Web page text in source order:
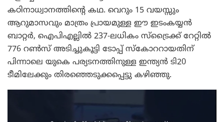
കഠിനാധ്വാനത്തിന്റെ കഥ. വെറും 15 വയസ്സും
ആറുമാസവും മാത്രം പ്രായമുള്ള ഈ ഇടംകയ്യൻ
ബാറ്റർ, ഐപിഎല്ലിൽ 237-ലധികം സ്ട്രൈക്ക് റേറ്റിൽ
776 റൺസ് അടിച്ചുകൂട്ടി ടോപ്പ് സ്കോററായതിന്
പിന്നാലെ യുകെ പര്യടനത്തിനുള്ള ഇന്ത്യൻ ടി20
ടീമിലേക്കും തിരഞ്ഞെടുക്കപ്പെട്ടു കഴിഞ്ഞു.